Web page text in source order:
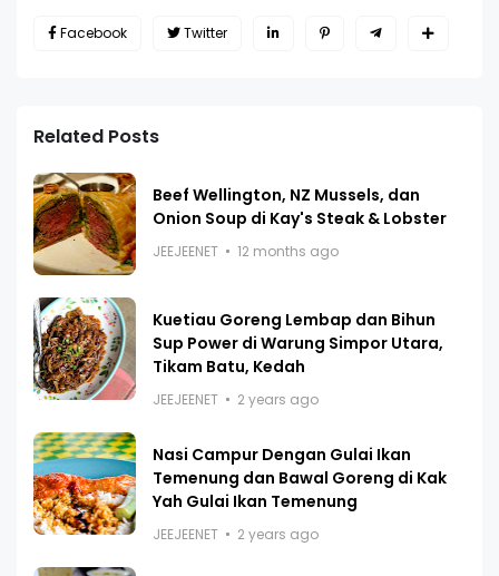
Facebook Twitter
Related Posts
Beef Wellington, NZ Mussels, dan
Onion Soup di Kay's Steak & Lobster
JEEJEENET 12 months ago
Kuetiau Goreng Lembap dan Bihun
Sup Power di Warung Simpor Utara,
Tikam Batu, Kedah
JEEJEENET 2 years ago
Nasi Campur Dengan Gulai Ikan
Temenung dan Bawal Goreng di Kak
Yah Gulai Ikan Temenung
JEEJEENET 2 years ago